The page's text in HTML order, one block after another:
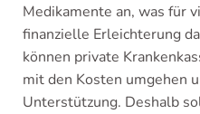
Medikamente an, was für
finanzielle Erleichterung
können private
mit den Kosten umgehen
Unterstützung. Deshalb